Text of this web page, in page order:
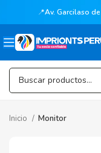
📍Av. Garcilaso
Inicio Monitor